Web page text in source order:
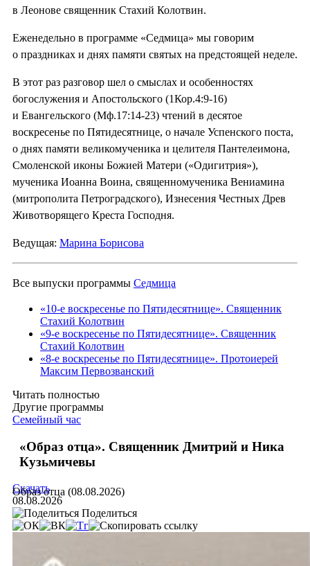
в Леонове священник Стахий Колотвин.
Еженедельно в программе «Седмица» мы говорим
о праздниках и днях памяти святых на предстоящей неделе.
В этот раз разговор шел о смыслах и особенностях
богослужения и Апостольского (1Кор.4:9-16)
и Евангельского (Мф.17:14-23) чтений в десятое
воскресенье по Пятидесятнице, о начале Успенского поста,
о днях памяти великомученика и целителя Пантелеимона,
Смоленской иконы Божией Матери («Одигитрия»),
мученика Иоанна Воина, священномученика Вениамина
(митрополита Петроградского), Изнесения Честных Древ
Животворящего Креста Господня.
Ведущая: Марина Борисова
Все выпуски программы Седмица
«10-е воскресенье по Пятидесятнице». Священник
Стахий Колотвин
«9-е воскресенье по Пятидесятнице». Священник
Стахий Колотвин
«8-е воскресенье по Пятидесятнице». Протоиерей
Максим Первозванский
Читать полностью
Другие программы
Семейный час
«Образ отца». Священник Дмитрий и Ника
Кузьмичевы
Образ отца (08.08.2026)
Скачать
08.08.2026
Поделиться